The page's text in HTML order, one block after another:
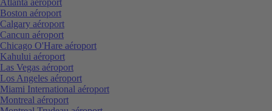
Boston aéroport
Calgary aéroport
Cancun aéroport
Chicago O'Hare aéroport
Kahului aéroport
Las Vegas aéroport
Los Angeles aéroport
Miami International aéroport
Montreal aéroport